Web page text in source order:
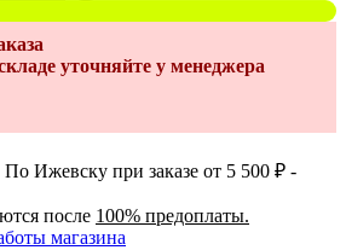
уточняйте у менеджера
Ижевску при заказе от 5 500 ₽ -
после 100% предоплаты.
магазина